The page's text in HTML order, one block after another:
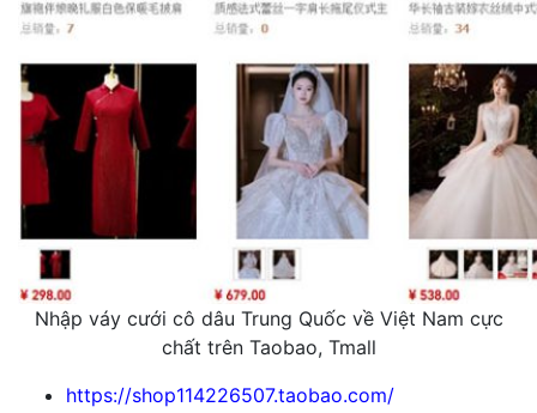
Nhập váy cưới cô dâu Trung Quốc về Việt Nam cực
chất trên Taobao, Tmall
https://shop114226507.taobao.com/